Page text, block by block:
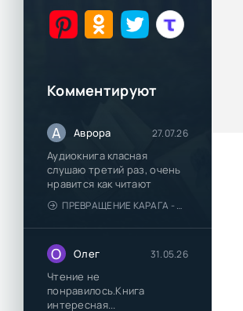
Комментируют
А Аврора 27.07.26
Аудиокнига класная
слушаю третий раз, очень
нравится как читают
ПРЕВРАЩЕНИЕ КАРАГА - КАТЯ БРАНДИС
О Олег 31.05.26
Чтение не
понравилось.Книга
интересная...